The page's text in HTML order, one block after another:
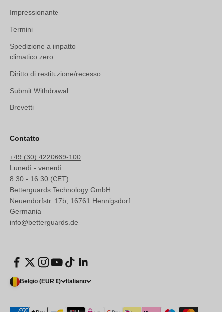
Impressionante
Termini
Spedizione a impatto
climatico zero
Diritto di restituzione/recesso
Submit Withdrawal
Brevetti
Contatto
+49 (30) 4220669-100
Lunedì - venerdì
8:30 - 16:30 (CET)
Betterguards Technology GmbH
Neuendorfstr. 17b, 16761 Hennigsdorf
Germania
info@betterguards.de
Belgio (EUR €) Italiano